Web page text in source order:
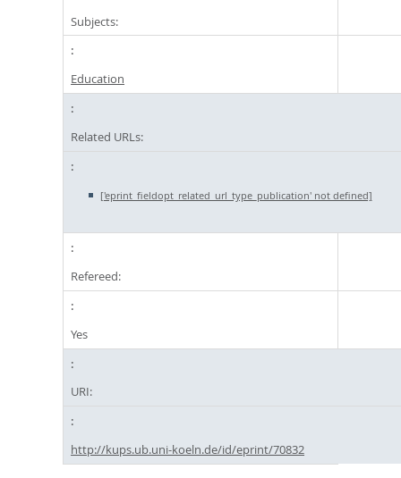
Subjects:
Education
Related URLs:
['eprint_fieldopt_related_url_type_publication' not defined]
Refereed:
Yes
URI:
http://kups.ub.uni-koeln.de/id/eprint/70832